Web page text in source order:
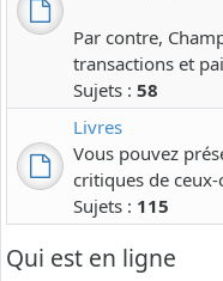
Par contre,
transactions et
Sujets : 58
Livres
Vous pouvez
critiques de ceux-
Sujets : 115
Qui est en ligne